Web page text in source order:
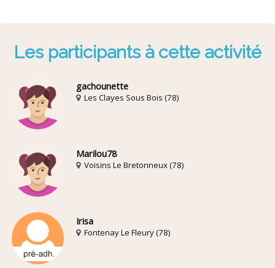
Les participants à cette activité
gachounette
Les Clayes Sous Bois (78)
Marilou78
Voisins Le Bretonneux (78)
Irisa
Fontenay Le Fleury (78)